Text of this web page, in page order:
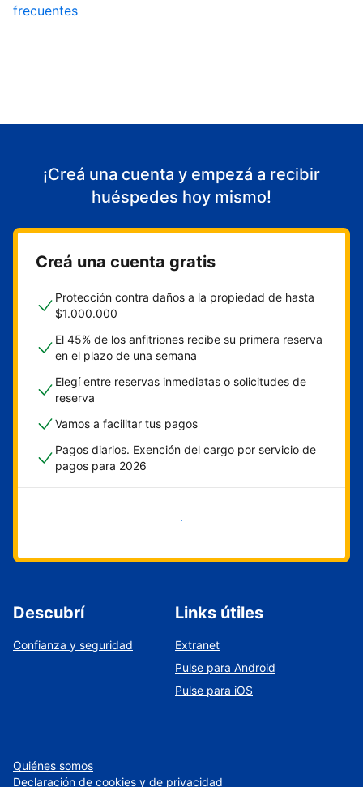
frecuentes
Empezá a recibir huéspedes
¡Creá una cuenta y empezá a recibir
huéspedes hoy mismo!
Creá una cuenta gratis
Protección contra daños a la propiedad de hasta
$1.000.000
El 45% de los anfitriones recibe su primera reserva
en el plazo de una semana
Elegí entre reservas inmediatas o solicitudes de
reserva
Vamos a facilitar tus pagos
Pagos diarios. Exención del cargo por servicio de
pagos para 2026
Empezar ahora
Descubrí
Confianza y seguridad
Links útiles
Extranet
Pulse para Android
Pulse para iOS
Quiénes somos
Declaración de cookies y de privacidad